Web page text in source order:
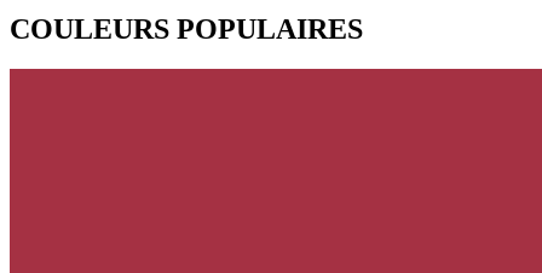
COULEURS POPULAIRES